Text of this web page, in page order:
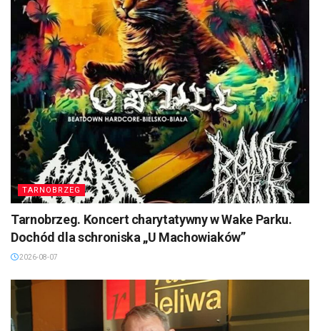
TARNOBRZEG
Tarnobrzeg. Koncert charytatywny w Wake Parku.
Dochód dla schroniska „U Machowiaków”
2026-08-07